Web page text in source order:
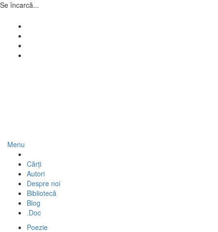
Se încarcă...
content
Casa de Pariuri Literare
Literatura română scrie pe mine
Menu
Cărți
Autori
Despre noi
Bibliotecă
Blog
.Doc
Poezie